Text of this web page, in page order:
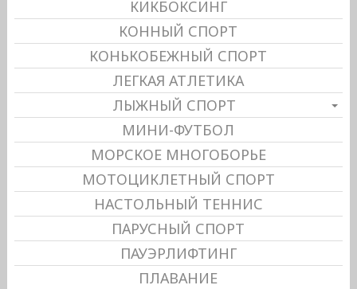
КИКБОКСИНГ
КОННЫЙ СПОРТ
КОНЬКОБЕЖНЫЙ СПОРТ
ЛЕГКАЯ АТЛЕТИКА
ЛЫЖНЫЙ СПОРТ
МИНИ-ФУТБОЛ
МОРСКОЕ МНОГОБОРЬЕ
МОТОЦИКЛЕТНЫЙ СПОРТ
НАСТОЛЬНЫЙ ТЕННИС
ПАРУСНЫЙ СПОРТ
ПАУЭРЛИФТИНГ
ПЛАВАНИЕ